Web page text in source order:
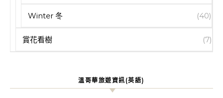
Winter 冬 (40)
賞花看樹 (7)
溫哥華旅遊資訊(英語)